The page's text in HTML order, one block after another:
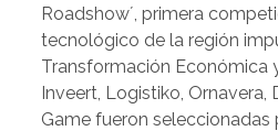
Roadshow´, primera
tecnológico de la región
Transformación Económica
Inveert, Logistiko, Ornavera,
Game fueron seleccionadas